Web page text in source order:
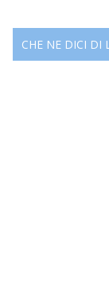
CHE NE DICI DI